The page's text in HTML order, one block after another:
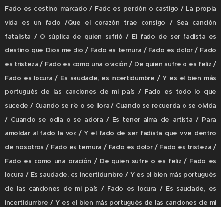
Fado es destino marcado / Fado es perdón o castigo / La propia
vida es un fado /Que el corazón trae consigo / Sea canción
fatalista / O súplica de quien sufrió / El fado de ser fadista es
destino que Dios me dio / Fado es ternura / Fado es dolor / Fado
es tristeza / Fado es como una oración / De quien sufre o es feliz /
Fado es locura / Es saudade, es incertidumbre / Y es el bien más
portugués de las canciones de mi país / Fado es todo lo que
sucede / Cuando se ríe o se llora / Cuando se recuerda o se olvida
/ Cuando se odia o se adora / Es tener alma de artista / Para
amoldar al fado la voz / Y el fado de ser fadista que vive dentro
de nosotros / Fado es ternura / Fado es dolor / Fado es tristeza /
Fado es como una oración / De quien sufre o es feliz / Fado es
locura / Es saudade, es incertidumbre / Y es el bien más portugués
de las canciones de mi país / Fado es locura / Es saudade, es
incertidumbre / Y es el bien más portugués de las canciones de mi